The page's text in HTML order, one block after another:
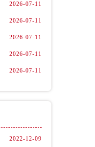
2026-07-11
2026-07-11
2026-07-11
2026-07-11
2026-07-11
2022-12-09